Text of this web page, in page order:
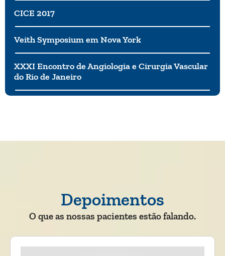
CICE 2017
Veith Symposium em Nova York
XXXI Encontro de Angiologia e Cirurgia Vascular
do Rio de Janeiro
Depoimentos
O que as nossas pacientes estão falando.